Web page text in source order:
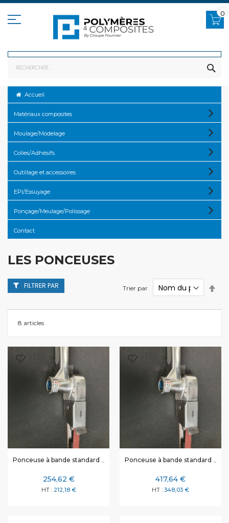
Allez
contenu
0
Accueil
Matériaux composites
Moulage/Modelage
Colles/Adhésifs
Outillage et accessoires
EPI/Essuyage
Ponçage/Meulage/Polissage
Contact
LES PONCEUSES
8 articles
Trier par
Ponceuse à bande standard 10MM
254,62 €
212,18 €
Ponceuse à bande standard 20MM
417,64 €
348,03 €
FILTRER PAR